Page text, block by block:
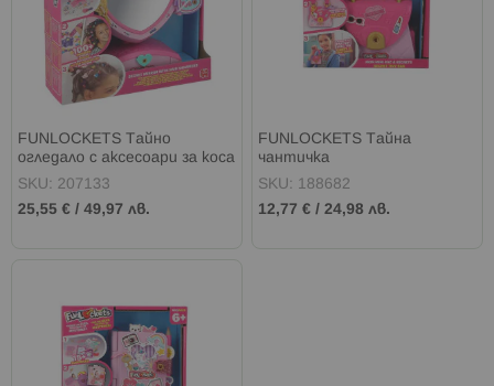
FUNLOCKETS Тайно
огледало с аксесоари за коса
SKU: 207133
25,55 € / 49,97 лв.
FUNLOCKETS Тайна
чантичка
SKU: 188682
12,77 € /24,98 лв.